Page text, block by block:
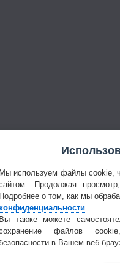
Мы используем файлы cookie,
Продолжая
Подробнее о том, как мы
Вы также можете
файлов
в Вашем веб-